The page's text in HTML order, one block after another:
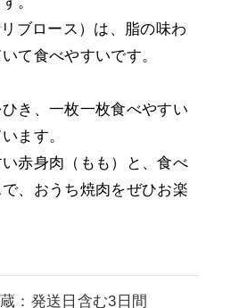
ブロース）は、脂の味わ
て食べやすいです。
き、一枚一枚食べやすい
ます。
赤身肉（もも）と、食べ
、おうち焼肉をぜひお楽
：発送日含む3日間